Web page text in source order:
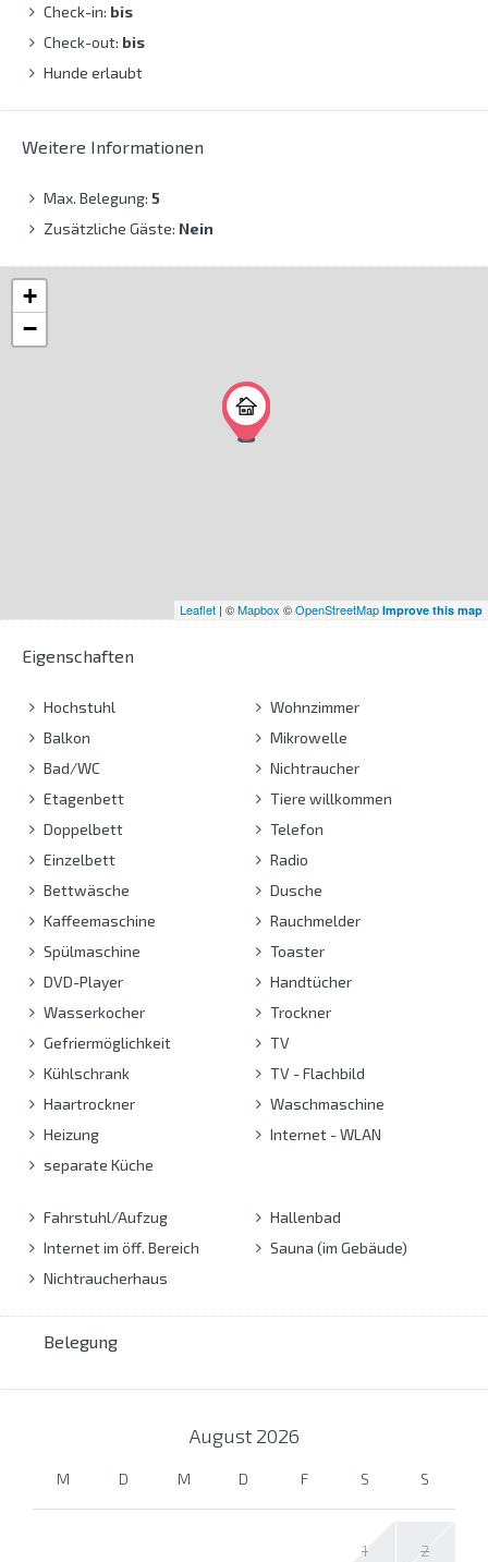
Check-in: bis
Check-out: bis
Hunde erlaubt
Weitere Informationen
Max. Belegung: 5
Zusätzliche Gäste: Nein
+
−
Leaflet | ©Mapbox ©OpenStreetMap Improve this map
Eigenschaften
Hochstuhl
Balkon
Bad/WC
Etagenbett
Doppelbett
Einzelbett
Bettwäsche
Kaffeemaschine
Spülmaschine
DVD-Player
Wasserkocher
Gefriermöglichkeit
Kühlschrank
Haartrockner
Heizung
separate Küche
Wohnzimmer
Mikrowelle
Nichtraucher
Tiere willkommen
Telefon
Radio
Dusche
Rauchmelder
Toaster
Handtücher
Trockner
TV
TV - Flachbild
Waschmaschine
Internet - WLAN
Fahrstuhl/Aufzug
Internet im öff. Bereich
Nichtraucherhaus
Hallenbad
Sauna (im Gebäude)
Belegung
August 2026
M D M D F S S
1 2